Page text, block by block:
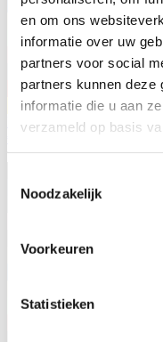
en om ons
informatie over uw
partners voor social
partners kunnen deze
informatie die u aan
verzameld op basis
Noodzakelijk
Voorkeuren
Statistieken
B-3030 MY26